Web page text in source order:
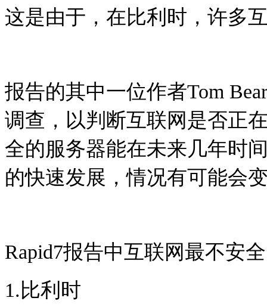
这是由于，在比利时，许多
报告的其中一位作者Tom
调查，以判断互联网是否正
全的服务器能在未来几年时
的快速发展，情况有可能会
Rapid7报告中互联网最不安
1.比利时